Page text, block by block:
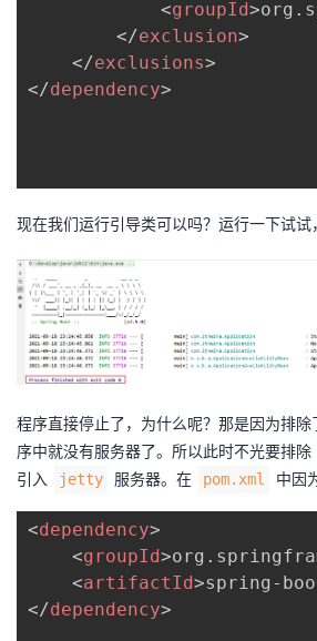
<groupId>
</exclusion>
</exclusions>
</dependency>
现在我们运行引导类可以吗？运行一下试
程序直接停止了，为什么呢？那是因为排除
序中就没有服务器了。所以此时不光要排除
引入
jetty 服务器。在 pom.xml 中因
<dependency>
<groupId>
<artifactId>spring-
</dependency>